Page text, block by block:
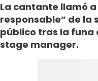
La cantante llamó
responsable” de la
público tras la funa
stage manager.